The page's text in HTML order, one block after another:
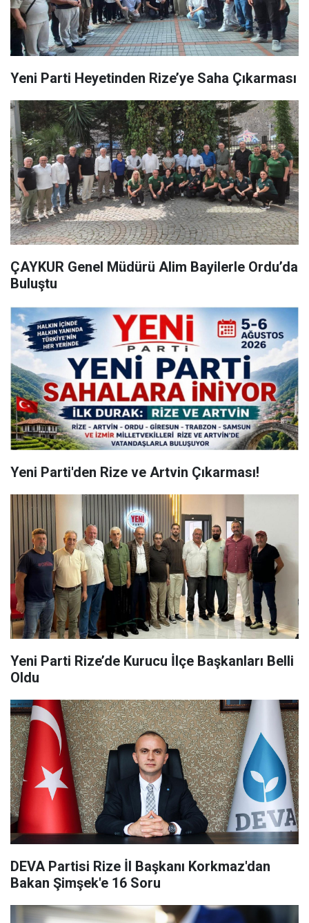
Yeni Parti Heyetinden Rize’ye Saha Çıkarması
ÇAYKUR Genel Müdürü Alim Bayilerle Ordu’da
Buluştu
Yeni Parti'den Rize ve Artvin Çıkarması!
Yeni Parti Rize’de Kurucu İlçe Başkanları Belli
Oldu
DEVA Partisi Rize İl Başkanı Korkmaz'dan
Bakan Şimşek'e 16 Soru